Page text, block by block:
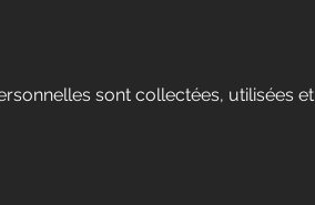
sont collectées, utilisées et